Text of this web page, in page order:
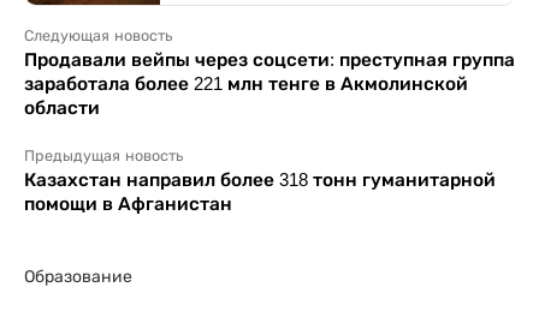
Следующая новость
Продавали вейпы через соцсети: преступная группа
заработала более 221 млн тенге в Акмолинской
области
Предыдущая новость
Казахстан направил более 318 тонн гуманитарной
помощи в Афганистан
Образование